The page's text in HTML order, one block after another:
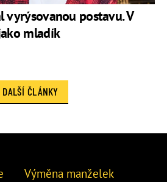
vyrýsovanou postavu. V
mladík
DALŠÍ ČLÁNKY
Výměna manželek